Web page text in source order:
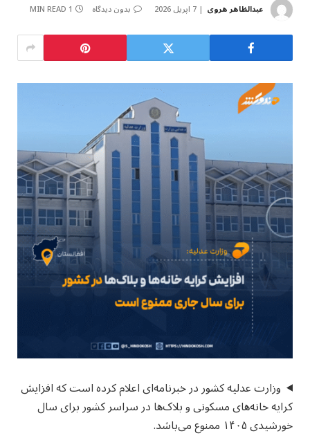
عبدالظاهر هروی 7 اپریل 2026 بدون دیدگاه 1 MIN READ
وزارت عدلیه کشور در خبرنامه‌ای اعلام کرده است که افزایش
کرایه خانه‌های مسکونی و بلاک‌ها در سراسر کشور برای سال
خورشیدی ۱۴۰۵ ممنوع می‌باشد.